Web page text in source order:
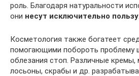
роль. Благодаря натуральности
они несут исключительно пользу.
Косметология также богатеет
помогающими побороть проблему
облезания стоп. Различные кремы,
лосьоны, скрабы и др.